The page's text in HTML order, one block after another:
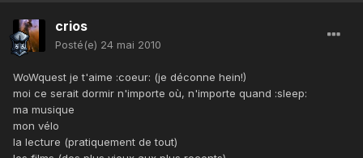
crios
Posté(e) 24 mai 2010
WoWquest je t'aime :coeur: (je déconne hein!)
moi ce serait dormir n'importe où, n'importe quand :sleep:
ma musique
mon vélo
la lecture (pratiquement de tout)